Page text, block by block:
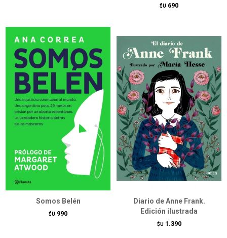
$U 690
Somos Belén
$U 990
Diario de Anne Frank.
Edición ilustrada
$U 1.390